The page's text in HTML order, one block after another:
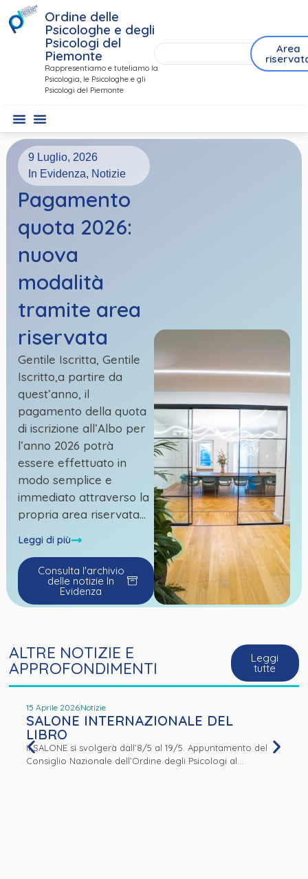
Ordine delle
Psicologhe e degli
Psicologi del
Piemonte
Rappresentiamo e tuteliamo la
Psicologia, le Psicologhe e gli
Psicologi del Piemonte
Area
9 Luglio, 2026
In Evidenza, Notizie
Pagamento
quota 2026:
nuova
modalità
tramite area
riservata
Gentile Iscritta, Gentile
Iscritto,a partire da
quest’anno, il
pagamento della quota
di iscrizione all’Albo per
l’anno 2026 potrà
essere effettuato in
modo semplice e
immediato attraverso la
propria area riservata...
Leggi di più
Consulta l'archivio
delle notizie In
Evidenza
ALTRE NOTIZIE E
APPROFONDIMENTI
Leggi
tutte
15 Aprile 2026Notizie
SALONE INTERNAZIONALE DEL
LIBRO
Il SALONE si svolgerà dall’8/5 al 19/5. Appuntamento del
Consiglio Nazionale dell’Ordine degli Psicologi al...